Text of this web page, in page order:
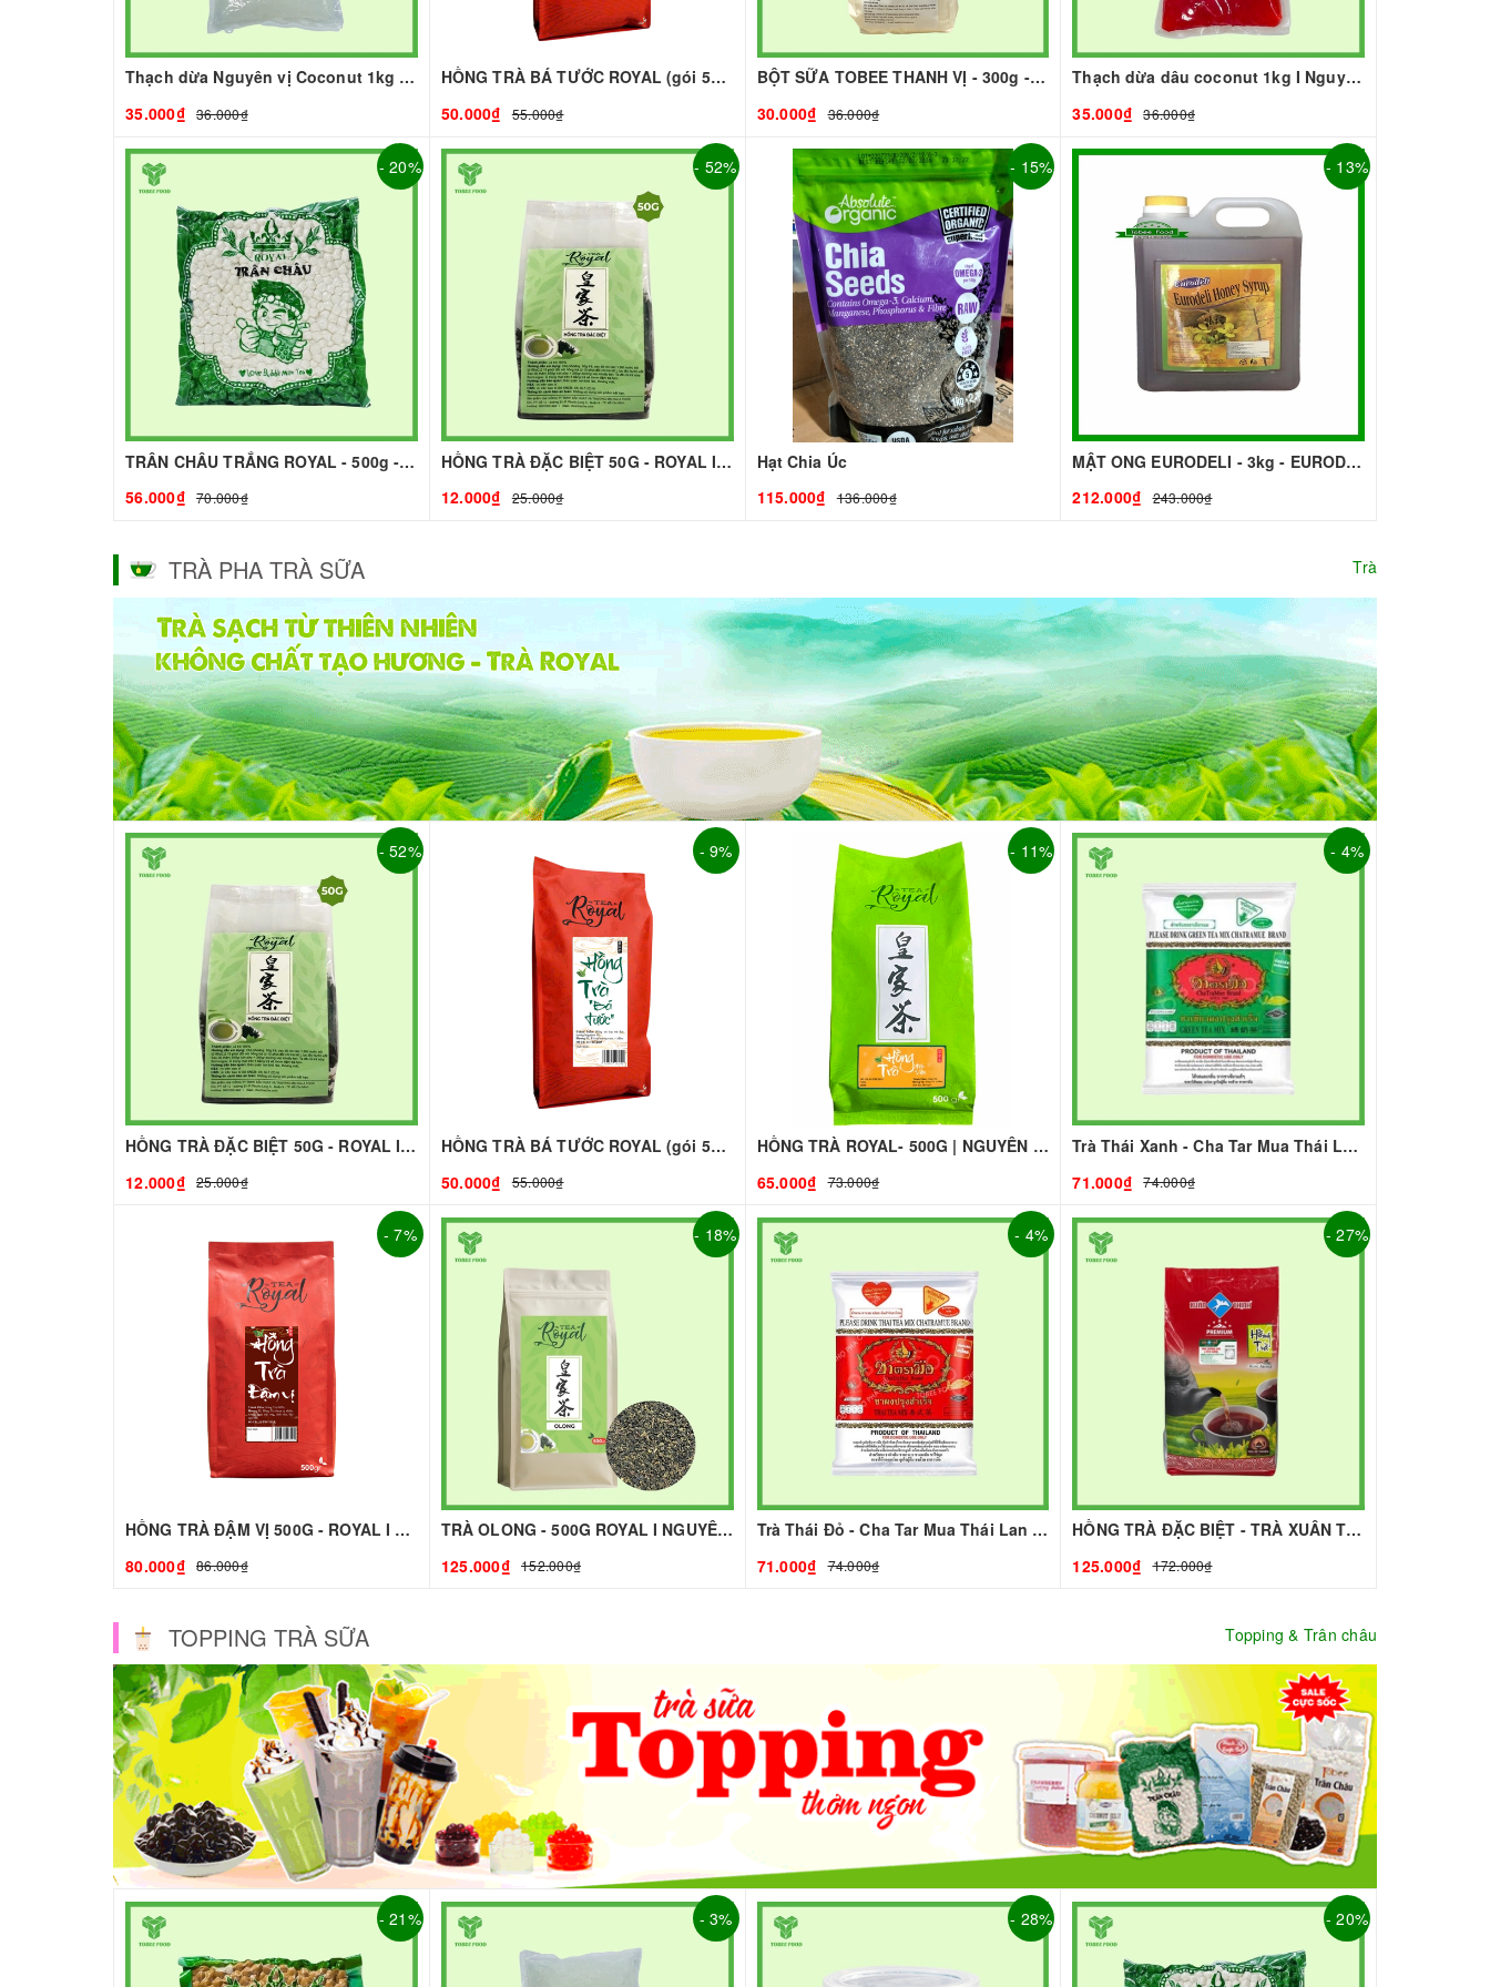
Thạch dừa Nguyên vị Coconut 1kg I Nguyên Liệu Pha Chế - Tobee Food
35.000₫ 36.000₫
HỒNG TRÀ BÁ TƯỚC ROYAL (gói 500g)
50.000₫
55.000₫
BỘT SỮA TOBEE THANH VỊ - 300g - TOBEE FOOD | Bột Sữa làm Trà Sữa - TOBEE FOOD
30.000₫
36.000₫
Thạch dừa dâu coconut 1kg I Nguyên Liệu Pha Chế - Tobee Food
35.000₫
36.000₫
- 20%
TRÂN CHÂU TRẮNG ROYAL - 500g - ROYAL | Topping làm Trà Sữa - TOBEE FOOD
56.000₫ 70.000₫
- 52%
HỒNG TRÀ ĐẶC BIỆT 50G - ROYAL I NGUYÊN LIỆU PHA CHẾ - TOBEE FOOD
12.000₫
25.000₫
- 15%
Hạt Chia Úc
115.000₫
136.000₫
- 13%
MẬT ONG EURODELI - 3kg - EURODELI | Nguyên liệu pha chế - TOBEE FOOD
212.000₫
243.000₫
TRÀ PHA TRÀ SỮA Trà
- 52%
HỒNG TRÀ ĐẶC BIỆT 50G - ROYAL I NGUYÊN LIỆU PHA CHẾ - TOBEE FOOD
12.000₫ 25.000₫
- 9%
HỒNG TRÀ BÁ TƯỚC ROYAL (gói 500g)
50.000₫
55.000₫
- 11%
HỒNG TRÀ ROYAL- 500G | NGUYÊN LIỆU PHA CHẾ - TOBEE FOOD
65.000₫
73.000₫
- 4%
Trà Thái Xanh - Cha Tar Mua Thái Lan Cao Cấp I Nguyên Liệu Pha Chế - TOBEE FOOD
71.000₫
74.000₫
- 7%
HỒNG TRÀ ĐẬM VỊ 500G - ROYAL I NGUYÊN LIỆU PHA CHẾ - TOBEE FOOD
80.000₫ 86.000₫
- 18%
TRÀ OLONG - 500G ROYAL I NGUYÊN LIỆU PHA CHẾ - TOBEE FOOD
125.000₫ 152.000₫
- 4%
Trà Thái Đỏ - Cha Tar Mua Thái Lan Cao Cấp I Nguyên Liệu Pha Chế - Tobee Food
71.000₫
74.000₫
- 27%
HỒNG TRÀ ĐẶC BIỆT - TRÀ XUÂN THỊNH I NGUYÊN LIỆU PHA CHẾ - TOBEE FOOD
125.000₫
172.000₫
TOPPING TRÀ SỮA Topping & Trân châu
- 21% - 3% - 28% - 20%